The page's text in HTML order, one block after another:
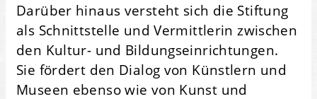
Darüber hinaus versteht sich die Stiftung
als Schnittstelle und Vermittlerin zwischen
den Kultur- und Bildungseinrichtungen.
Sie fördert den Dialog von Künstlern und
Museen ebenso wie von Kunst und